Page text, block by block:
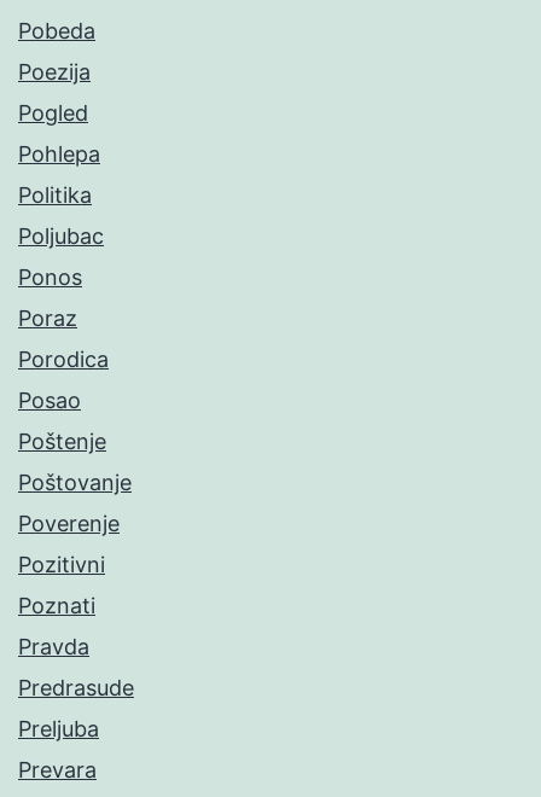
Pobeda
Poezija
Pogled
Pohlepa
Politika
Poljubac
Ponos
Poraz
Porodica
Posao
Poštenje
Poštovanje
Poverenje
Pozitivni
Poznati
Pravda
Predrasude
Preljuba
Prevara